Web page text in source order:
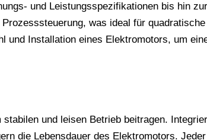
und Leistungsspezifikationen bis hin
was ideal für
und Installation eines Elektromotors, um
und leisen Betrieb beitragen.
die Lebensdauer des Elektromotors.